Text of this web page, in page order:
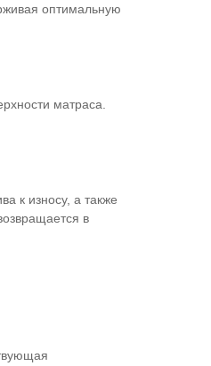
оптимальную
матраса.
к износу, а также
в